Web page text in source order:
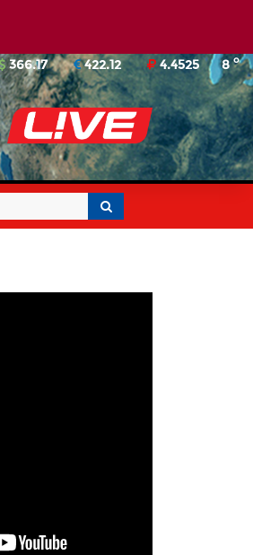
8o
366.17 422.12 4.4525